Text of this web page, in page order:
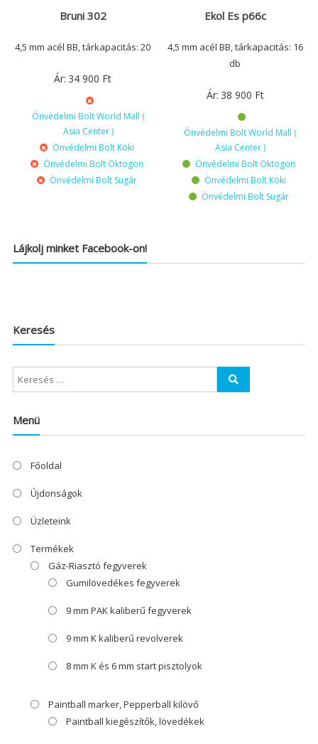
Bruni 302
4,5 mm acél BB, tárkapacitás: 20
Ár: 34 900 Ft
Önvédelmi Bolt World Mall (
Asia Center )
Önvédelmi Bolt Köki
Önvédelmi Bolt Oktogon
Önvédelmi Bolt Sugár
Ekol Es p66c
4,5 mm acél BB, tárkapacitás: 16
db
Ár: 38 900 Ft
Önvédelmi Bolt World Mall (
Asia Center )
Önvédelmi Bolt Oktogon
Önvédelmi Bolt Köki
Önvédelmi Bolt Sugár
Lájkolj minket Facebook-on!
Keresés
Menü
Főoldal
Újdonságok
Üzleteink
Termékek
Gáz-Riasztó fegyverek
Gumilövedékes fegyverek
9 mm PAK kaliberű fegyverek
9 mm K kaliberű revolverek
8 mm K és 6 mm start pisztolyok
Paintball marker, Pepperball kilövő
Paintball kiegészítők, lövedékek